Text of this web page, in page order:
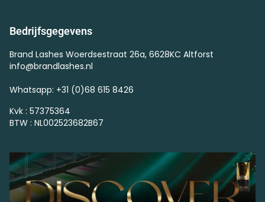
Bedrijfsgegevens
Brand Lashes Woerdsestraat 26a, 6628KC Altforst
info@brandlashes.nl
Whatsapp: +31 (0)68 615 8426
Kvk : 57375364
BTW : NL002523682B67